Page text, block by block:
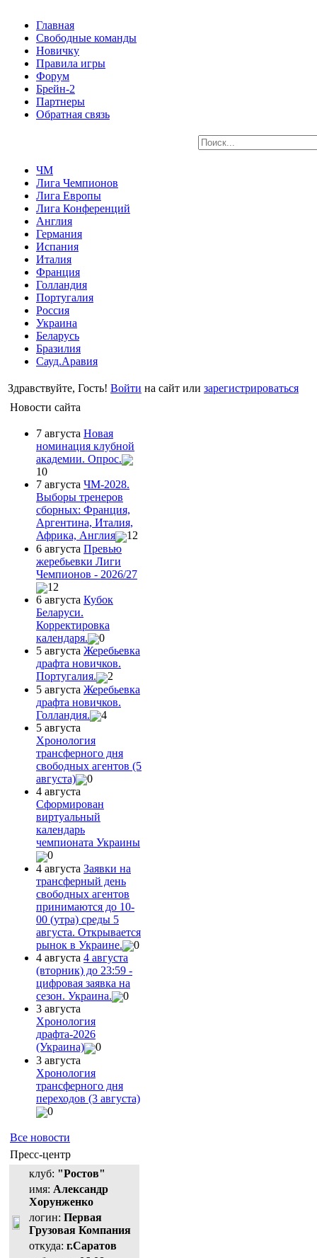
Главная
Свободные команды
Новичку
Правила игры
Форум
Брейн-2
Партнеры
Обратная связь
ЧМ
Лига Чемпионов
Лига Европы
Лига Конференций
Англия
Германия
Испания
Италия
Франция
Голландия
Португалия
Россия
Украина
Беларусь
Бразилия
Сауд.Аравия
Здравствуйте, Гость! Войти на сайт или зарегистрироваться
Новости сайта
7 августа Новая
номинация клубной
академии. Опрос.
10
7 августа ЧМ-2028.
Выборы тренеров
сборных: Франция,
Аргентина, Италия,
Африка, Англия
12
6 августа Превью
жеребьевки Лиги
Чемпионов - 2026/27
12
6 августа Кубок
Беларуси.
Корректировка
календаря.
0
5 августа Жеребьевка
драфта новичков.
Португалия.
2
5 августа Жеребьевка
драфта новичков.
Голландия.
4
5 августа
Хронология
трансферного дня
свободных агентов (5
августа)
0
4 августа
Сформирован
виртуальный
календарь
чемпионата Украины
0
4 августа Заявки на
трансферный день
свободных агентов
принимаются до 10-
00 (утра) среды 5
августа. Открывается
рынок в Украине.
0
4 августа 4 августа
(вторник) до 23:59 -
цифровая заявка на
сезон. Украина.
0
3 августа
Хронология
драфта-2026
(Украина)
0
3 августа
Хронология
трансферного дня
переходов (3 августа)
0
Все новости
Пресс-центр
клуб: "Ростов"
имя: Александр
Хорунженко
логин: Первая
Грузовая Компания
откуда: г.Саратов